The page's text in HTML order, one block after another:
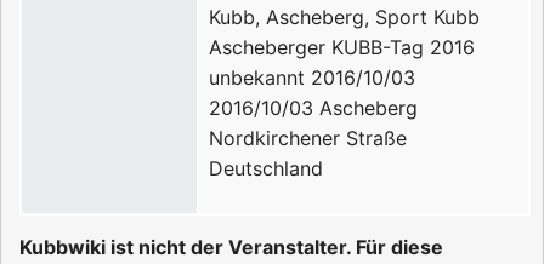
Kubb, Ascheberg, Sport Kubb
Ascheberger KUBB-Tag 2016
unbekannt 2016/10/03
2016/10/03 Ascheberg
Nordkirchener Straße
Deutschland
Kubbwiki ist nicht der Veranstalter. Für diese